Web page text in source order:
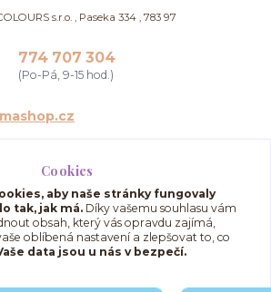
s.r.o. , Paseka 334 , 783 97
774 707 304
(Po-Pá, 9-15 hod.)
Upravit sběr cookies.
Cookies
aby naše stránky fungovaly
tak, jak má. Díky vašemu souhlasu vám
obsah, který vás opravdu zajímá,
oblíbená nastavení a zlepšovat to, co
data jsou u nás v bezpečí.